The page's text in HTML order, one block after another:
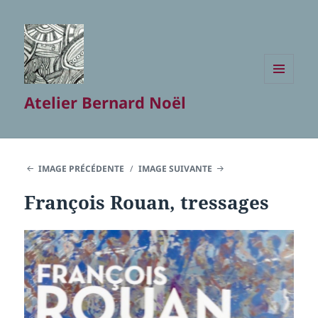
Atelier Bernard Noël
IMAGE PRÉCÉDENTE IMAGE SUIVANTE
François Rouan, tressages